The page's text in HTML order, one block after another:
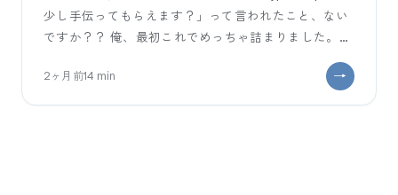
filter/map/reduce にどう写るか
少し手伝ってもらえます？」って言われたこと、ない
ですか？？ 俺、最初これでめっちゃ詰まりました。
2ヶ月前14 min